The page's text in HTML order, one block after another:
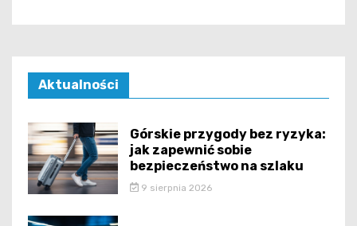
Aktualności
Górskie przygody bez ryzyka:
jak zapewnić sobie
bezpieczeństwo na szlaku
9 sierpnia 2026